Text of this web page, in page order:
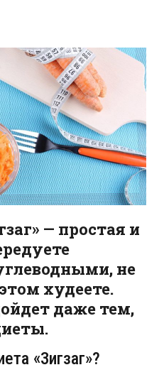
— простая и
не
худеете.
даже тем,
«Зигзаг»?